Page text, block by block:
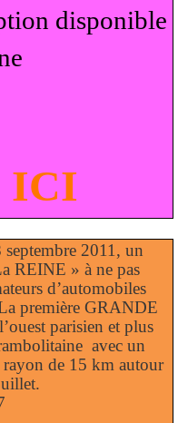
disponible
ICI
2011, un
REINE » à ne pas
d’automobiles
première GRANDE
parisien et plus
avec un
de 15 km autour